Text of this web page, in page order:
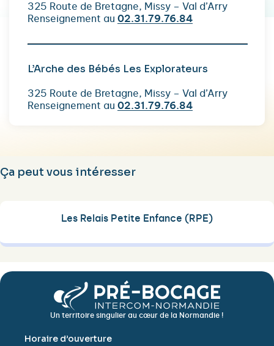
325 Route de Bretagne, Missy – Val d’Arry
Renseignement au 02.31.79.76.84
L’Arche des Bébés Les Explorateurs
325 Route de Bretagne, Missy – Val d’Arry
Renseignement au 02.31.79.76.84
Ça peut vous intéresser
Les Relais Petite Enfance (RPE)
Un territoire singulier au cœur de la Normandie !
Horaire d’ouverture